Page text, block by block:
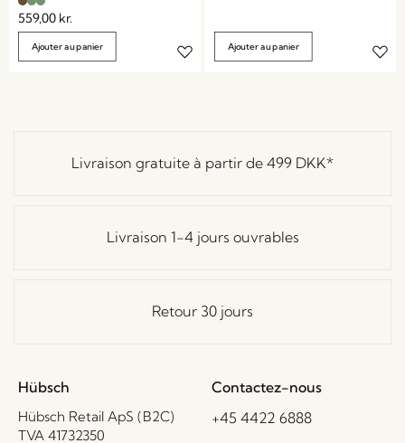
559,00 kr.
Ajouter au panier Ajouter au panier
Livraison gratuite à partir de 499 DKK*
Livraison 1-4 jours ouvrables
Retour 30 jours
Hübsch
Hübsch Retail ApS (B2C)
TVA 41732350
Contactez-nous
+45 4422 6888